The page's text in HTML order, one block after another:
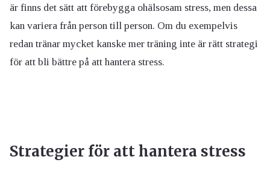
är finns det sätt att förebygga ohälsosam stress, men dessa
kan variera från person till person. Om du exempelvis
redan tränar mycket kanske mer träning inte är rätt strategi
för att bli bättre på att hantera stress.
Strategier för att hantera stress